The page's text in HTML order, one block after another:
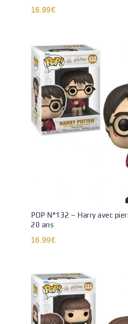
16.99€
POP N°132 – Harry avec
20 ans
16.99€